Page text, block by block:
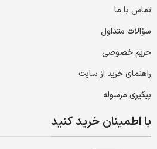
تماس با ما
سؤالات متداول
حریم خصوصی
راهنمای خرید از سایت
پیگیری مرسوله
با اطمینان خرید کنید